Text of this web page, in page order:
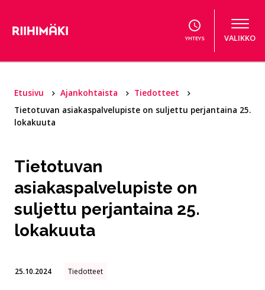
YHTEYS VALIKKO
Etusivu Ajankohtaista
Tiedotteet
Tietotuvan asiakaspalvelupiste on suljettu perjantaina 25.
lokakuuta
Tietotuvan
asiakaspalvelupiste on
suljettu perjantaina 25.
lokakuuta
25.10.2024 Tiedotteet